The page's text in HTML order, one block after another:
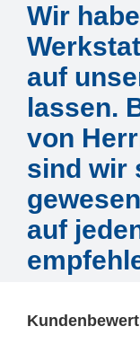
Startseite
Leistungen
Kundenstimmen
Mitarbeiter
Wir
auf
lassen.
von
sind wir
auf